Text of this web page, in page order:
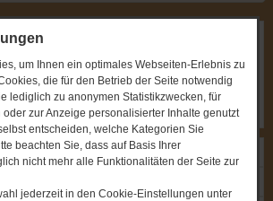
um Ihnen ein optimales Webseiten-Erlebnis zu
die für den Betrieb der Seite notwendig
lediglich zu anonymen Statistikzwecken, für
zur Anzeige personalisierter Inhalte genutzt
entscheiden, welche Kategorien Sie
beachten Sie, dass auf Basis Ihrer
nicht mehr alle Funktionalitäten der Seite zur
jederzeit in den Cookie-Einstellungen unter
Briest
um 19:00 Uhr
Dorfstraße 9
Ortsbeirates